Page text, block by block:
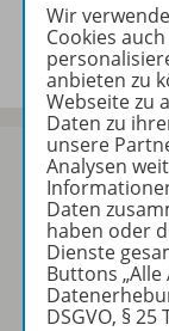
Sofort
Wir
Cookies
anbieten zu
Webseite zu
Daten zu
unsere
Analysen
Daten
haben oder
Dienste
Buttons „Alle
DSGVO, § 25